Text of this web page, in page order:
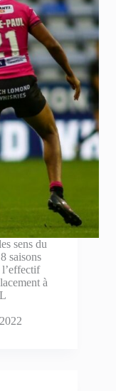
sens du
saisons
à